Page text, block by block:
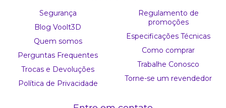
Segurança
Blog Voolt3D
Quem somos
Perguntas Frequentes
Trocas e Devoluções
Política de Privacidade
Regulamento de
promoções
Especificações Técnicas
Como comprar
Trabalhe Conosco
Torne-se um revendedor